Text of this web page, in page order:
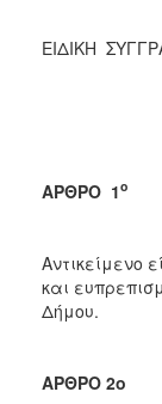
ΕΙΔΙΚΗ
ΑΡΘΡΟ 1ο
Αντικείμενο
και
Δήμου.
ΑΡΘΡΟ 2ο